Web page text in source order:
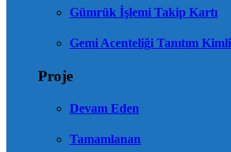
Gümrük İşlemi Takip Kartı
Gemi Acenteliği Tanıtım
Proje
Devam Eden
Tamamlanan